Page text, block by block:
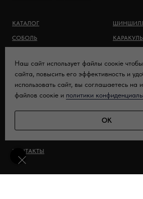
КАТАЛОГ
СОБОЛЬ
СКИДКИ РЫСЬ
КОНТАКТЫ
Наш сайт использует файлы соокіе
сайта, повысить его эффективность и
использовать сайт, вы соглашаетесь на
файлов соoкіе и политики
ОК